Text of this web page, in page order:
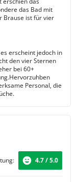
das Bad mit
Brause ist für vier
erscheint jedoch in
den vier Sternen
bei 60+
Personal, die
4.7 / 5.0